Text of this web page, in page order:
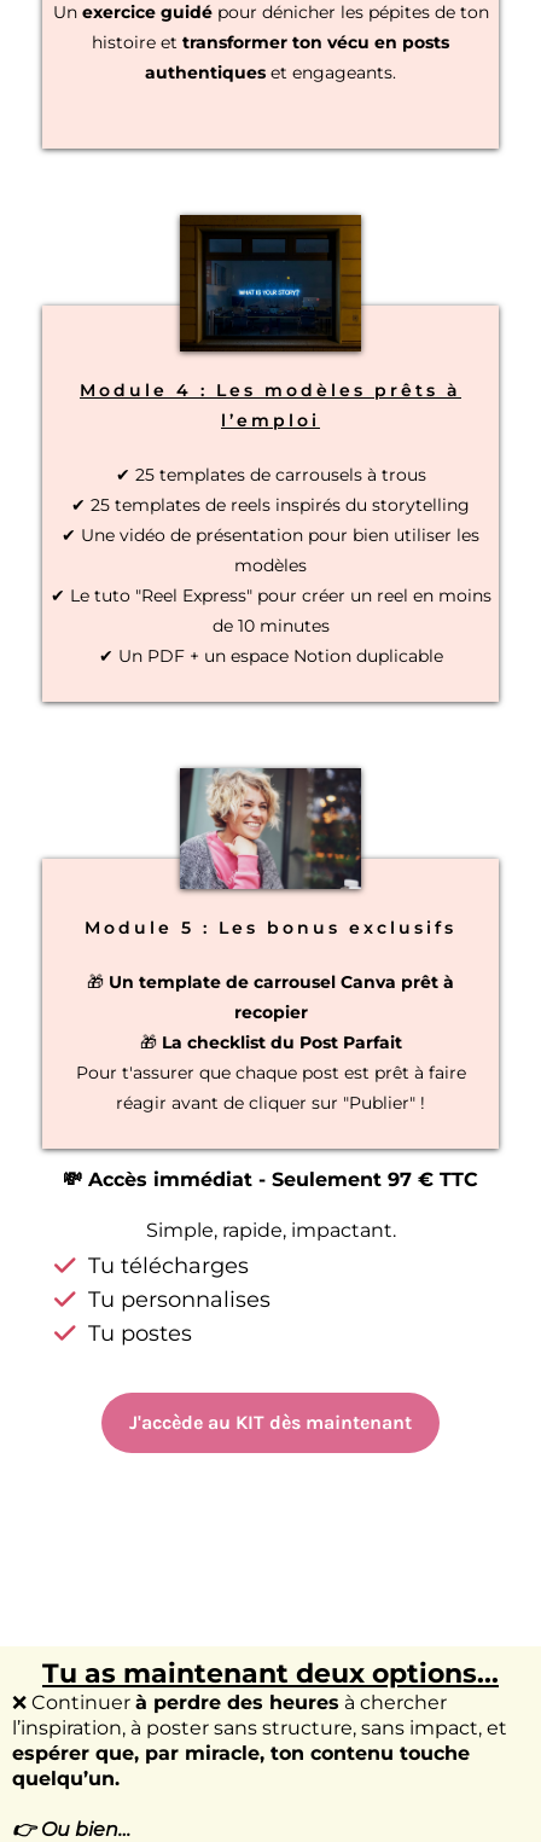
Unexercice guidépour dénicher les pépites de ton
histoire et transformer ton vécu en posts
authentiques et engageants.
Module 4 : Les modèles prêts à
l’emploi
✔ 25 templates de carrousels à trous
✔ 25 templates de reels inspirés du storytelling
✔ Une vidéo de présentation pour bien utiliser les
modèles
✔ Le tuto "Reel Express" pour créer un reel en moins
de 10 minutes
✔ Un PDF + un espace Notion duplicable
Module 5 : Les bonus exclusifs
🎁 Un template de carrousel Canva prêt à
recopier
🎁 La checklist du Post Parfait
Pour t'assurer que chaque post est prêt à faire
réagir avant de cliquer sur "Publier" !
💸 Accès immédiat - Seulement 97 € TTC
Simple, rapide, impactant.
Tu télécharges
Tu personnalises
Tu postes
J'accède au KIT dès maintenant
Tu as maintenant deux options...
❌ Continuer à perdre des heures à chercher
l’inspiration, à poster sans structure, sans impact, et
espérer que, par miracle, ton contenu touche
quelqu’un.
👉 Ou bien…